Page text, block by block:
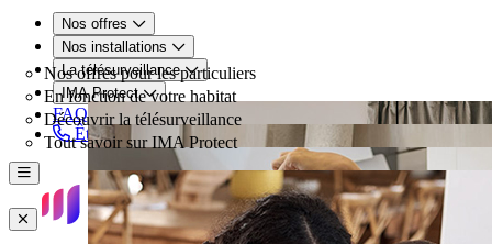
Nos offres
Nos offres pour les particuliers
Nos installations
En fonction de votre habitat
La télésurveillance
Découvrir la télésurveillance
IMA Protect
Tout savoir sur IMA Protect
FAQ
Être rappelé
Menu
Fermer